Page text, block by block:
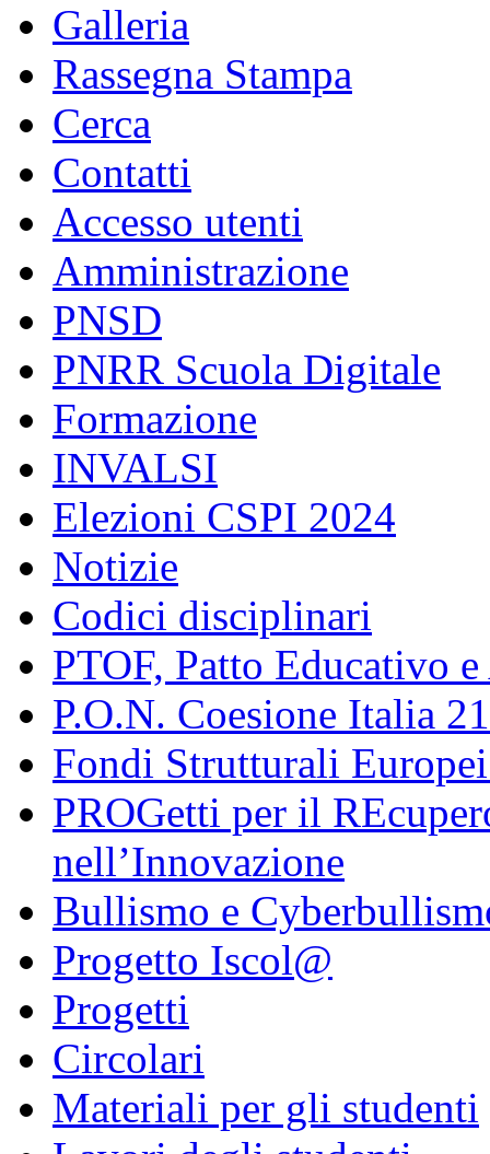
Galleria
Rassegna Stampa
Cerca
Contatti
Accesso utenti
Amministrazione
PNSD
PNRR Scuola Digitale
Formazione
INVALSI
Elezioni CSPI 2024
Notizie
Codici disciplinari
PTOF, Patto Educativo
P.O.N. Coesione Italia
Fondi Strutturali
PROGetti per il
nell’Innovazione
Bullismo e
Progetto Iscol@
Progetti
Circolari
Materiali per gli studenti